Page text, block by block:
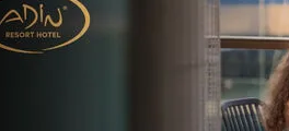
KESTEL'DE ASFALT